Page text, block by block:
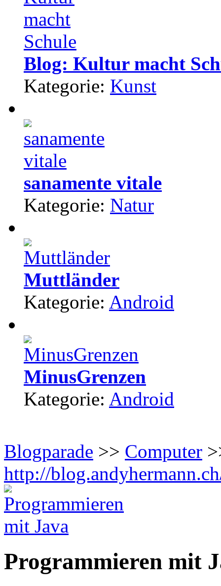
Blog: Kultur macht
Kategorie: Kunst
sanamente vitale
Kategorie: Natur
Muttländer
Kategorie: Android
MinusGrenzen
Kategorie: Android
Blogparade >> Computer
http://
Programmieren mit